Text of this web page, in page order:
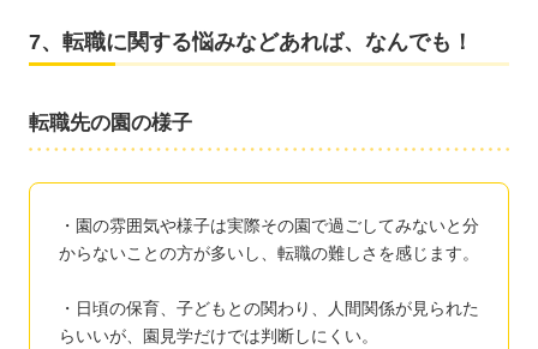
7、転職に関する悩みなどあれば、なんでも！
転職先の園の様子
・園の雰囲気や様子は実際その園で過ごしてみないと分
からないことの方が多いし、転職の難しさを感じます。
・日頃の保育、子どもとの関わり、人間関係が見られた
らいいが、園見学だけでは判断しにくい。